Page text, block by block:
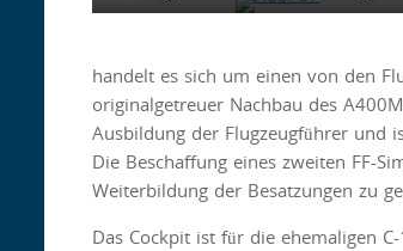
handelt es sich um einen von den
originalgetreuer Nachbau des
Ausbildung der Flugzeugführer und
Die Beschaffung eines zweiten FF-
Weiterbildung der Besatzungen zu
Das Cockpit ist für die ehemaligen